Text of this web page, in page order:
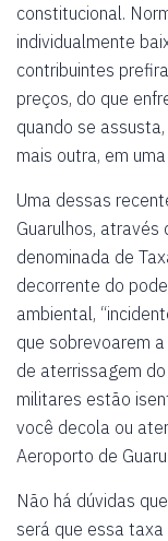
constitucional.
individualmente
contribuintes
preços, do que
quando se
mais outra, em
Uma dessas
Guarulhos, através
denominada de
decorrente do
ambiental,
que sobrevoarem
de aterrissagem
militares estão
você decola ou
Aeroporto de
Não há dúvidas
será que essa